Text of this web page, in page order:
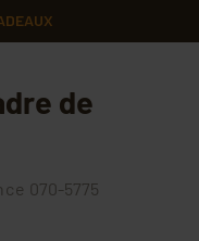
de
070-5775